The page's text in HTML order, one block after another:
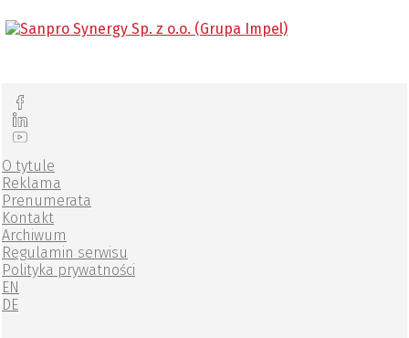
O tytule
Reklama
Prenumerata
Kontakt
Archiwum
Regulamin serwisu
Polityka prywatności
EN
DE